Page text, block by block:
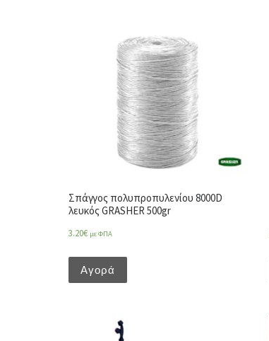
Σπάγγος πολυπροπυλενίου 8000D
λευκός GRASHER 500gr
3.20€ με ΦΠΑ
Αγορά